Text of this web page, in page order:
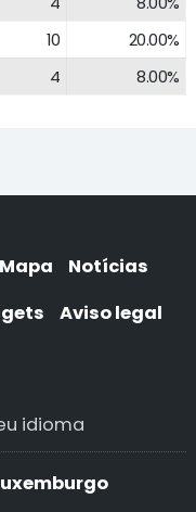
10
20.00%
4 8.00%
Mapa
Notícias
Aviso legal
idioma